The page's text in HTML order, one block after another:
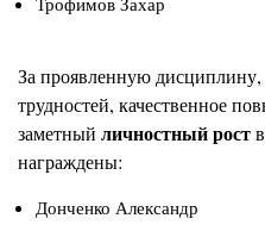
За проявленную
трудностей, качественное
заметный личностный рост
награждены:
Донченко Александр